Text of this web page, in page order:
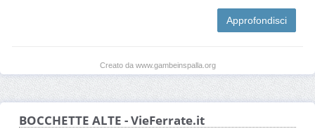
Approfondisci
Creato da www.gambeinspalla.org
BOCCHETTE ALTE - VieFerrate.it